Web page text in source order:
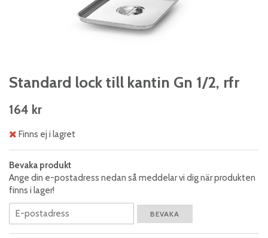
Standard lock till kantin Gn 1/2, rfr
164 kr
Finns ej i lagret
Bevaka produkt
Ange din e-postadress nedan så meddelar vi dig när produkten
finns i lager!
BEVAKA